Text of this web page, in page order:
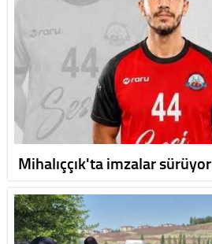
Mihalıççık'ta imzalar sürüyor